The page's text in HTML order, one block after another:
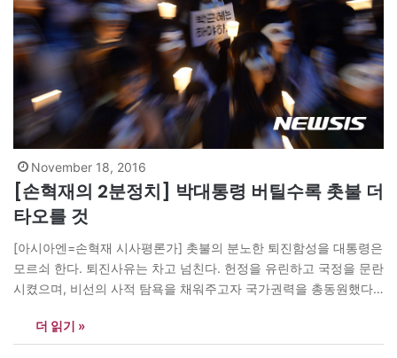
November 18, 2016
[손혁재의 2분정치] 박대통령 버틸수록 촛불 더
타오를 것
[아시아엔=손혁재 시사평론가] 촛불의 분노한 퇴진함성을 대통령은
모르쇠 한다. 퇴진사유는 차고 넘친다. 헌정을 유린하고 국정을 문란
시켰으며, 비선의 사적 탐욕을 채워주고자 국가권력을 총동원했다.
데도 버티는 후안무치에 더 많은 시민이 모일 것이다.
더 읽기 »